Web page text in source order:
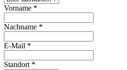
Vorname *
Nachname *
E-Mail *
Standort *